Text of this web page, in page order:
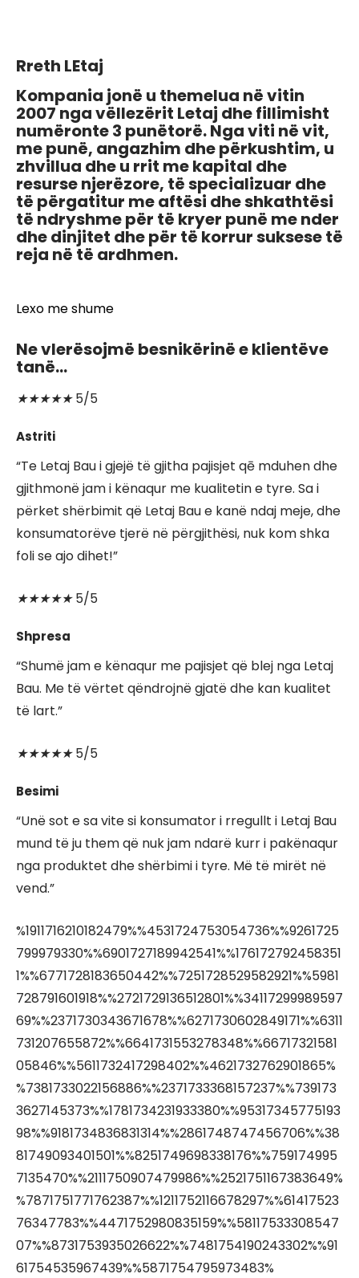
Rreth LEtaj
Kompania jonë u themelua në vitin
2007 nga vëllezërit Letaj dhe fillimisht
numëronte 3 punëtorë. Nga viti në vit,
me punë, angazhim dhe përkushtim, u
zhvillua dhe u rrit me kapital dhe
resurse njerëzore, të specializuar dhe
të përgatitur me aftësi dhe shkathtësi
të ndryshme për të kryer punë me nder
dhe dinjitet dhe për të korrur suksese të
reja në të ardhmen.
Lexo me shume
Ne vlerësojmë besnikërinë e klientëve
tanë…
★★★★★5/5
Astriti
“Te Letaj Bau i gjejë të gjitha pajisjet qē mduhen dhe
gjithmonë jam i kënaqur me kualitetin e tyre. Sa i
përket shërbimit që Letaj Bau e kanë ndaj meje, dhe
konsumatorëve tjerë në përgjithësi, nuk kom shka
foli se ajo dihet!”
★★★★★5/5
Shpresa
“Shumë jam e kënaqur me pajisjet që blej nga Letaj
Bau. Me të vërtet qëndrojnë gjatë dhe kan kualitet
të lart.”
★★★★★5/5
Besimi
“Unë sot e sa vite si konsumator i rregullt i Letaj Bau
mund të ju them që nuk jam ndarë kurr i pakënaqur
nga produktet dhe shërbimi i tyre. Më të mirët në
vend.”
%1911716210182479%%4531724753054736%%9261725
799979330%%6901727189942541%%176172792458351
1%%6771728183650442%%7251728529582921%%5981
728791601918%%2721729136512801%%34117299989597
69%%2371730343671678%%6271730602849171%%6311
731207655872%%6641731553278348%%66717321581
05846%%5611732417298402%%4621732762901865%
%7381733022156886%%2371733368157237%%739173
3627145373%%1781734231933380%%95317345775193
98%%9181734836831314%%2861748747456706%%38
81749093401501%%8251749698338176%%759174995
7135470%%2111750907479986%%2521751167383649%
%7871751771762387%%1211752116678297%%61417523
76347783%%4471752980835159%%58117533308547
07%%8731753935026622%%7481754190243302%%91
61754535967439%%5871754795973483%